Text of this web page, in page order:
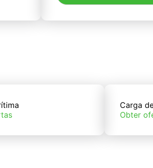
Carga
Obter